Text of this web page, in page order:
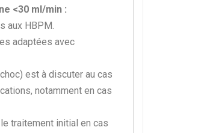
<30 ml/min :
aux HBPM.
adaptées avec
est à discuter au cas
notamment en cas
traitement initial en cas